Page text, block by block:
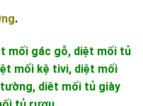
.
mối gác gỗ, diệt mối tủ
mối kệ tivi, diệt mối
diêt mối tủ giày